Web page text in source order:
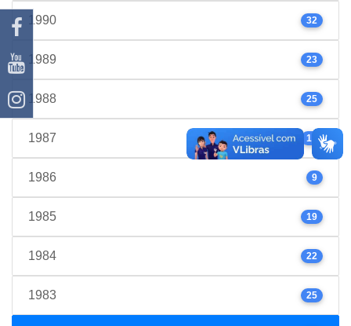
1990 32
1989 23
1988 25
1987 17
1986 9
1985 19
1984 22
1983 25